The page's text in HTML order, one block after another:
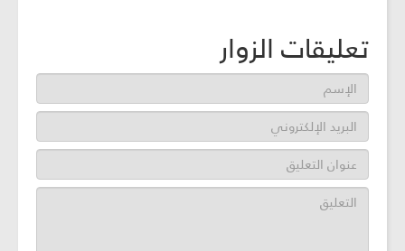
تعليقات الزوار